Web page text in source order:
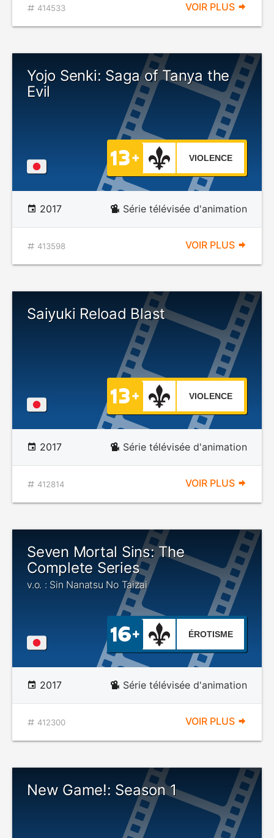
414533 VOIR PLUS
Yojo Senki: Saga of Tanya the
Evil
VIOLENCE
2017 Série télévisée d'animation
413598 VOIR PLUS
Saiyuki Reload Blast
VIOLENCE
2017 Série télévisée d'animation
412814 VOIR PLUS
Seven Mortal Sins: The
Complete Series
v.o. : Sin Nanatsu No Taizai
ÉROTISME
2017 Série télévisée d'animation
412300 VOIR PLUS
New Game!: Season 1